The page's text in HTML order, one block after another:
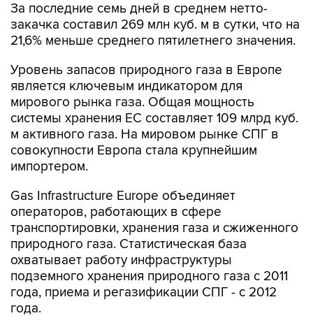
За последние семь дней в среднем нетто-
закачка составил 269 млн куб. м в сутки, что на
21,6% меньше среднего пятилетнего значения.
Уровень запасов природного газа в Европе
является ключевым индикатором для
мирового рынка газа. Общая мощность
системы хранения ЕС составляет 109 млрд куб.
м активного газа. На мировом рынке СПГ в
совокупности Европа стала крупнейшим
импортером.
Gas Infrastructure Europe объединяет
операторов, работающих в сфере
транспортировки, хранения газа и сжиженного
природного газа. Статистическая база
охватывает работу инфраструктуры
подземного хранения природного газа с 2011
года, приема и регазификации СПГ - с 2012
года.